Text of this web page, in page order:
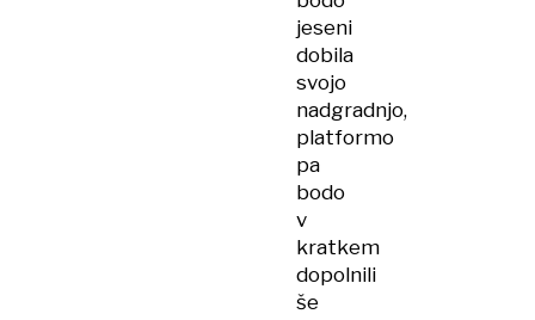
jeseni
dobila
svojo
nadgradnjo,
platformo
pa
bodo
v
kratkem
dopolnili
še